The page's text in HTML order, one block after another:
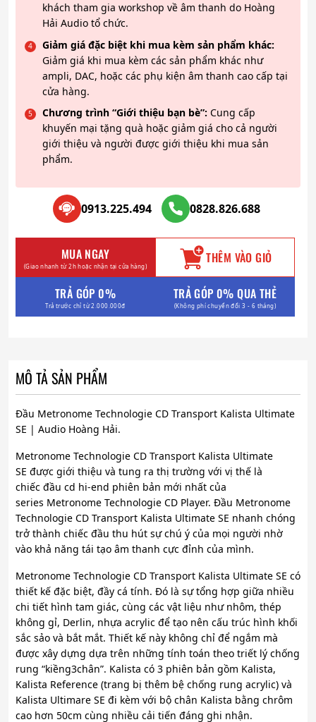
khách tham gia workshop về âm thanh do Hoàng
Hải Audio tổ chức.
Giảm giá đặc biệt khi mua kèm sản phẩm khác:
Giảm giá khi mua kèm các sản phẩm khác như
ampli, DAC, hoặc các phụ kiện âm thanh cao cấp tại
cửa hàng.
Chương trình “Giới thiệu bạn bè”: Cung cấp
khuyến mại tặng quà hoặc giảm giá cho cả người
giới thiệu và người được giới thiệu khi mua sản
phẩm.
0913.225.494 0828.826.688
MUA NGAY
(Giao nhanh từ 2h hoặc nhận tại cửa hàng) THÊM VÀO GIỎ
TRẢ GÓP 0%
Trả trước chỉ từ 2.000.000đ
TRẢ GÓP 0% QUA THẺ
(Không phí chuyển đổi 3 - 6 tháng)
MÔ TẢ SẢN PHẨM
Đầu Metronome Technologie CD Transport Kalista Ultimate
SE | Audio Hoàng Hải.
Metronome Technologie CD Transport Kalista Ultimate
SE được giới thiệu và tung ra thị trường với vị thế là
chiếc đầu cd hi-end phiên bản mới nhất của
series Metronome Technologie CD Player. Đầu Metronome
Technologie CD Transport Kalista Ultimate SE nhanh chóng
trở thành chiếc đầu thu hút sự chú ý của mọi người nhờ
vào khả năng tái tạo âm thanh cực đỉnh của mình.
Metronome Technologie CD Transport Kalista Ultimate SE có
thiết kế đặc biệt, đầy cá tính. Đó là sự tổng hợp giữa nhiều
chi tiết hình tam giác, cùng các vật liệu như nhôm, thép
không gỉ, Derlin, nhựa acrylic để tạo nên cấu trúc hình khối
sắc sảo và bắt mắt. Thiết kế này không chỉ để ngắm mà
được xây dựng dựa trên những tính toán theo triết lý chống
rung “kiềng­3­chân”. Kalista có 3 phiên bản gồm Kalista,
Kalista Reference (trang bị thêm bệ chống rung acrylic) và
Kalista Ultimare SE đi kèm với bộ chân Kalista bằng chrôm
cao hơn 50cm cùng nhiều cải tiến đáng ghi nhận.